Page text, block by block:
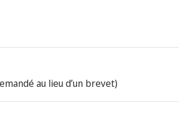
au lieu d’un brevet)